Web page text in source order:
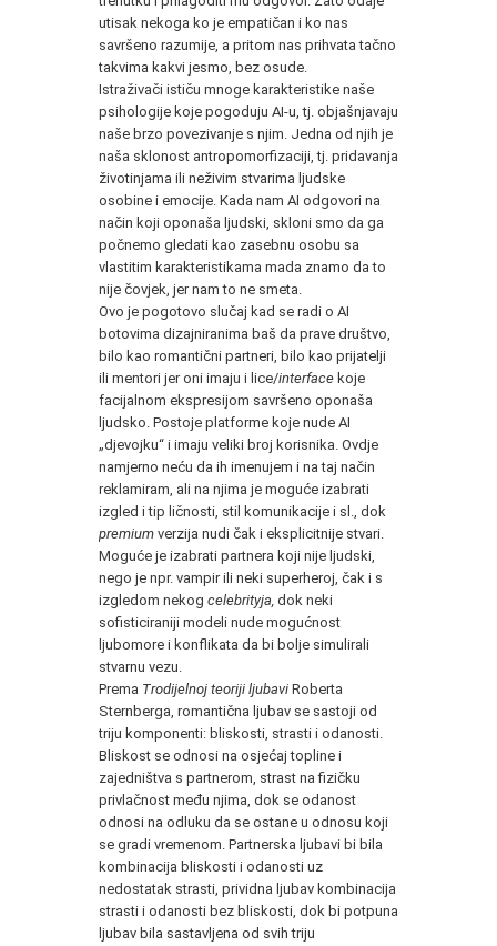
utisak nekoga ko je empatičan i ko nas
savršeno razumije, a pritom nas prihvata tačno
takvima kakvi jesmo, bez osude.
Istraživači ističu mnoge karakteristike naše
psihologije koje pogoduju AI-u, tj. objašnjavaju
naše brzo povezivanje s njim. Jedna od njih je
naša sklonost antropomorfizaciji, tj. pridavanja
životinjama ili neživim stvarima ljudske
osobine i emocije. Kada nam AI odgovori na
način koji oponaša ljudski, skloni smo da ga
počnemo gledati kao zasebnu osobu sa
vlastitim karakteristikama mada znamo da to
nije čovjek, jer nam to ne smeta.
Ovo je pogotovo slučaj kad se radi o AI
botovima dizajniranima baš da prave društvo,
bilo kao romantični partneri, bilo kao prijatelji
ili mentori jer oni imaju i lice/interface koje
facijalnom ekspresijom savršeno oponaša
ljudsko. Postoje platforme koje nude AI
„djevojku“ i imaju veliki broj korisnika. Ovdje
namjerno neću da ih imenujem i na taj način
reklamiram, ali na njima je moguće izabrati
izgled i tip ličnosti, stil komunikacije i sl., dok
premium verzija nudi čak i eksplicitnije stvari.
Moguće je izabrati partnera koji nije ljudski,
nego je npr. vampir ili neki superheroj, čak i s
izgledom nekog celebrityja, dok neki
sofisticiraniji modeli nude mogućnost
ljubomore i konflikata da bi bolje simulirali
stvarnu vezu.
Prema Trodijelnoj teoriji ljubavi Roberta
Sternberga, romantična ljubav se sastoji od
triju komponenti: bliskosti, strasti i odanosti.
Bliskost se odnosi na osjećaj topline i
zajedništva s partnerom, strast na fizičku
privlačnost među njima, dok se odanost
odnosi na odluku da se ostane u odnosu koji
se gradi vremenom. Partnerska ljubavi bi bila
kombinacija bliskosti i odanosti uz
nedostatak strasti, prividna ljubav kombinacija
strasti i odanosti bez bliskosti, dok bi potpuna
ljubav bila sastavljena od svih triju